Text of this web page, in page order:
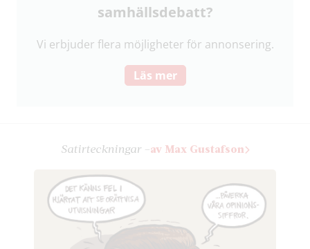
samhälls­debatt?
Vi erbjuder flera möjligheter för annonsering.
Läs mer
Satir­teckningar –av Max Gustafson